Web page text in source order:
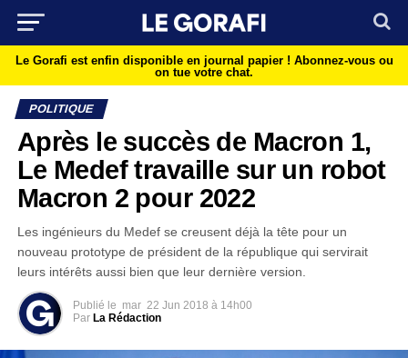
Le Gorafi est enfin disponible en journal papier ! Abonnez-vous ou
on tue votre chat.
POLITIQUE
Après le succès de Macron 1,
Le Medef travaille sur un robot
Macron 2 pour 2022
Les ingénieurs du Medef se creusent déjà la tête pour un
nouveau prototype de président de la république qui servirait
leurs intérêts aussi bien que leur dernière version.
Publié le mar 22 Jun 2018 à 14h00
Par La Rédaction